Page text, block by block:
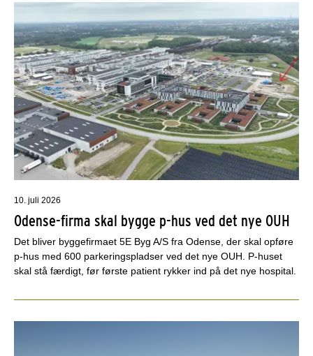
10. juli 2026
Odense-firma skal bygge p-hus ved det nye OUH
Det bliver byggefirmaet 5E Byg A/S fra Odense, der skal opføre
p-hus med 600 parkeringspladser ved det nye OUH. P-huset
skal stå færdigt, før første patient rykker ind på det nye hospital.